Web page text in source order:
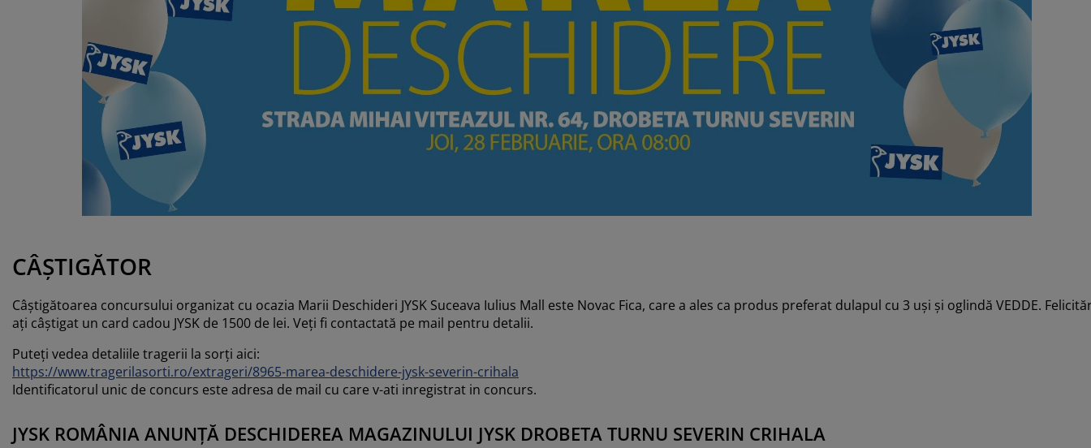
dormitor
de saltea
CÂȘTIGĂTOR
Câștigătoarea concursului organizat cu ocazia Marii Deschideri JYSK Suceava Iulius Mall este Novac Fica, care a ales ca produs preferat dulapul cu 3 uși și oglindă VEDDE.
ați câștigat un card cadou JYSK de 1500 de lei. Veți fi contactată pe mail pentru detalii.
Puteți vedea detaliile tragerii la sorți aici:
https://www.tragerilasorti.ro/extrageri/8965-marea-deschidere-jysk-severin-crihala
Identificatorul unic de concurs este adresa de mail cu care v-ati inregistrat in concurs.
JYSK ROMÂNIA ANUNȚĂ DESCHIDEREA MAGAZINULUI JYSK DROBETA TURNU SEVERIN CRIHALA